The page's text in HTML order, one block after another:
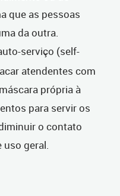
que as pessoas
da outra.
serviço (self-
atendentes com
própria à
para servir os
o contato
geral.